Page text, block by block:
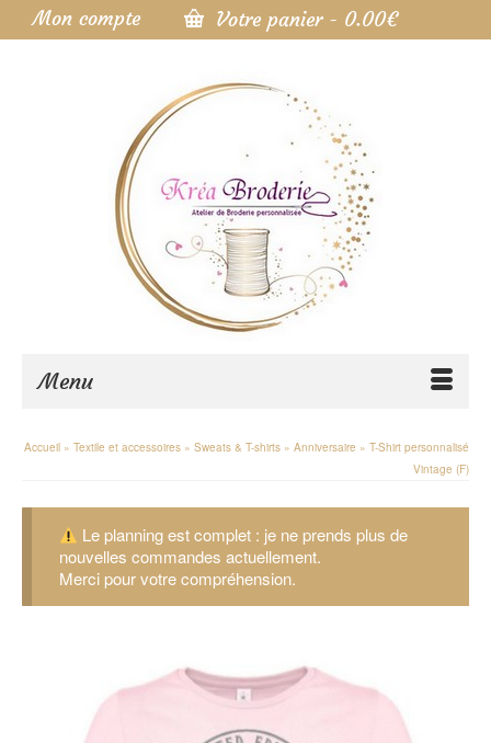
Mon compte Votre panier - 0.00€
Menu
Accueil » Textile et accessoires » Sweats & T-shirts » Anniversaire » T-Shirt personnalisé
Vintage (F)
Le planning est complet : je ne prends plus de
nouvelles commandes actuellement.
Merci pour votre compréhension.